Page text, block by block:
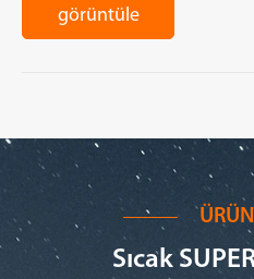
görüntüle
Sıcak